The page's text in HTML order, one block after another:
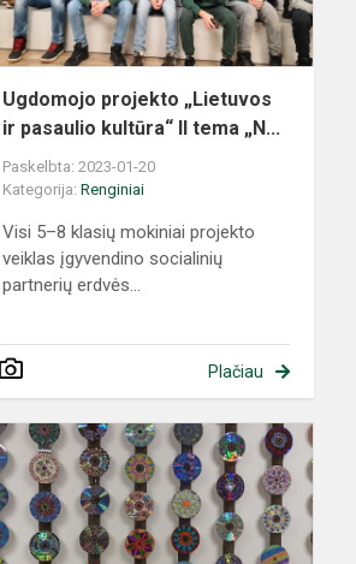
Ugdomojo projekto „Lietuvos
ir pasaulio kultūra“ II tema „N...
Paskelbta: 2023-01-20
Kategorija:Renginiai
Visi 5–8 klasių mokiniai projekto
veiklas įgyvendino socialinių
partnerių erdvės...
Plačiau